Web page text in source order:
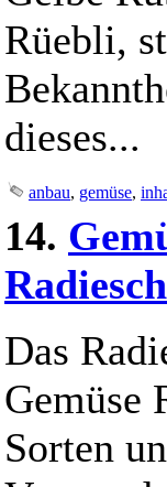
Rüebli,
dieses...
anbau, gemüse,
14.
Das
Gemüse
Sorten